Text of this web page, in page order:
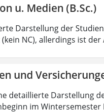
u. Medien (B.Sc.)
Darstellung der
NC), allerdings ist der
und
detaillierte Darstellung
im